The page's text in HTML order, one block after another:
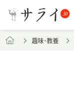
趣味･教養